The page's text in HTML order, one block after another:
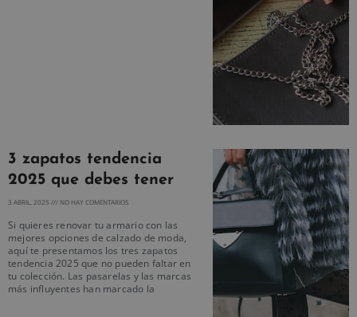
3 zapatos tendencia
2025 que debes tener
3 ABRIL, 2025 NO HAY COMENTARIOS
Si quieres renovar tu armario con las
mejores opciones de calzado de moda,
aquí te presentamos los tres zapatos
tendencia 2025 que no pueden faltar en
tu colección. Las pasarelas y las marcas
más influyentes han marcado la